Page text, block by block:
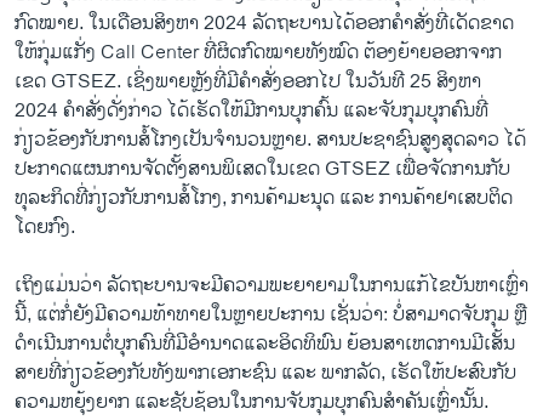
ກົດໝາຍ. ໃນເດືອນສິງຫາ 2024 ລັດຖະບານໄດ້ອອກຄຳສັ່ງທີ່ເດັດຂາດ
ໃຫ້ກຸ່ມແກັ່ງ Call Center ທີ່ຜິດກົດໝາຍທັງໝົດ ຕ້ອງຍ້າຍອອກຈາກ
ເຂດ GTSEZ. ເຊິ່ງພາຍຫຼັງທີ່ມີຄຳສັ່ງອອກໄປ ໃນວັນທີ 25 ສິງຫາ
2024 ຄຳສັ່ງດັ່ງກ່າວ ໄດ້ເຮັດໃຫ້ມີການບຸກຄົ້ນ ແລະຈັບກຸມບຸກຄົນທີ່
ກ່ຽວຂ້ອງກັບການສໍ້ໂກງເປັນຈຳນວນຫຼາຍ. ສານປະຊາຊົນສູງສຸດລາວ ໄດ້
ປະກາດແຜນການຈັດຕັ້ງສານພິເສດໃນເຂດ GTSEZ ເພື່ອຈັດການກັບ
ທຸລະກິດທີ່ກ່ຽວກັບການສໍ້ໂກງ, ການຄ້າມະນຸດ ແລະ ການຄ້າຢາເສບຕິດ
ໂດຍກົງ.
ເຖິງແມ່ນວ່າ ລັດຖະບານຈະມີຄວາມພະຍາຍາມໃນການແກ້ໄຂບັນຫາເຫຼົ່າ
ນີ້, ແຕ່ກໍ່ຍັງມີຄວາມທ້າທາຍໃນຫຼາຍປະການ ເຊັ່ນວ່າ: ບໍ່ສາມາດຈັບກຸມ ຫຼື
ດຳເນີນການຕໍ່ບຸກຄົນທີ່ມີອຳນາດແລະອິດທິພົນ ຍ້ອນສາເຫດການມີເສັ້ນ
ສາຍທີ່ກ່ຽວຂ້ອງກັບທັງພາກເອກະຊົນ ແລະ ພາກລັດ, ເຮັດໃຫ້ປະສົບກັບ
ຄວາມຫຍຸ້ງຍາກ ແລະຊັບຊ້ອນໃນການຈັບກຸມບຸກຄົນສຳຄັນເຫຼົ່ານັ້ນ.